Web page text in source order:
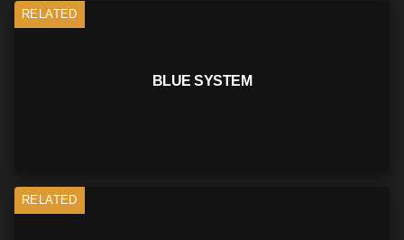
RELATED
BLUE SYSTEM
RELATED